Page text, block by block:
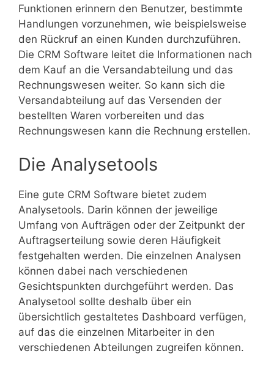
Funktionen erinnern den Benutzer, bestimmte
Handlungen vorzunehmen, wie beispielsweise
den Rückruf an einen Kunden durchzuführen.
Die CRM Software leitet die Informationen nach
dem Kauf an die Versandabteilung und das
Rechnungswesen weiter. So kann sich die
Versandabteilung auf das Versenden der
bestellten Waren vorbereiten und das
Rechnungswesen kann die Rechnung erstellen.
Die Analysetools
Eine gute CRM Software bietet zudem
Analysetools. Darin können der jeweilige
Umfang von Aufträgen oder der Zeitpunkt der
Auftragserteilung sowie deren Häufigkeit
festgehalten werden. Die einzelnen Analysen
können dabei nach verschiedenen
Gesichtspunkten durchgeführt werden. Das
Analysetool sollte deshalb über ein
übersichtlich gestaltetes Dashboard verfügen,
auf das die einzelnen Mitarbeiter in den
verschiedenen Abteilungen zugreifen können.